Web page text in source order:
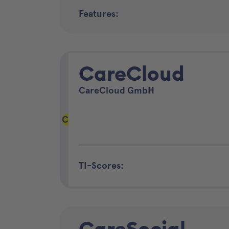
Features:
C
CareCloud
CareCloud GmbH
TI-Scores: